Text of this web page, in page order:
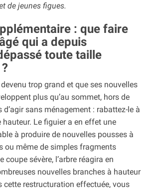
de jeunes figues.
: que faire
qui a depuis
toute taille
trop grand et que ses nouvelles
plus qu’au sommet, hors de
d’agir sans ménagement : rabattez-le à
Le figuier a en effet une
à produire de nouvelles pousses à
ou même de simples fragments
coupe sévère, l’arbre réagira en
nouvelles branches à hauteur
cette restructuration effectuée, vous